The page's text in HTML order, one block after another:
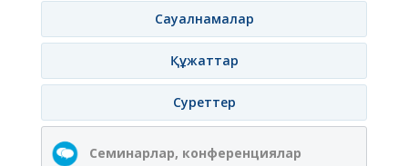
Сауалнамалар
Құжаттар
Суреттер
Семинарлар, конференциялар